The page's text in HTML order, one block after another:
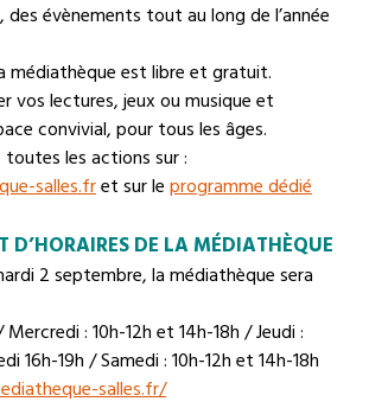
des évènements tout au long de l’année
médiathèque est libre et gratuit.
vos lectures, jeux ou musique et
convivial, pour tous les âges.
les actions sur :
salles.fret sur leprogramme dédié
D’HORAIRES DE LA MÉDIATHÈQUE
2 septembre, la médiathèque sera
: 10h-12h et 14h-18h / Jeudi :
16h-19h / Samedi : 10h-12h et 14h-18h
salles.fr/